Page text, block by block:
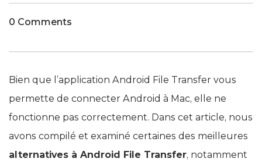
0 Comments
Bien que l’application Android File Transfer vous
permette de connecter Android à Mac, elle ne
fonctionne pas correctement. Dans cet article, nous
avons compilé et examiné certaines des meilleures
alternatives à Android File Transfer, notamment